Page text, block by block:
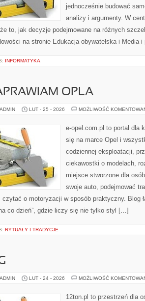
jednocześnie budować
analizy i argumenty. W
to, jak decyzje podejmowane na różnych
na stronie Edukacja obywatelska i Media
INFORMATYKA
OPLA
LUT - 25 - 2026 MOŻLIWOŚĆ
e-opel.com.pl to portal dla
się na marce Opel i
codziennej eksploatacji,
ciekawostki o modelach,
miejsce stworzone dla
swoje auto, podejmować
czytać o motoryzacji w sposób praktyczny. Blog
co dzień”, gdzie liczy się nie tylko styl […]
RYTUAŁY I TRADYCJE
LUT - 24 - 2026 MOŻLIWOŚĆ
12ton.pl to przestrzeń dla